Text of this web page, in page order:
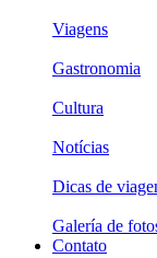
Viagens
Gastronomia
Cultura
Notícias
Dicas de
Galería de
Contato